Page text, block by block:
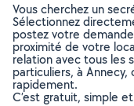
Vous cherchez un
Sélectionnez
postez votre
proximité de votre
relation avec tous les
particuliers, à
rapidement.
C’est gratuit, simple